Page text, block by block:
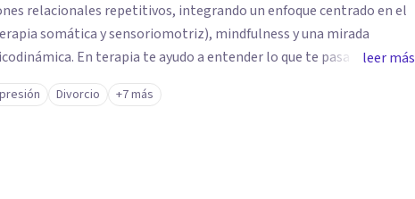
relacionales repetitivos, integrando un enfoque centrado en el
somática y sensoriomotriz), mindfulness y una mirada
En terapia te ayudo a entender lo que te pasa sin juicio,
nervioso y a desarrollar recursos concretos para sentirte más
y en paz contigo. También tengo formación en constelaciones
leer más
Divorcio +7 más